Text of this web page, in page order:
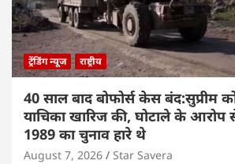
ट्रेंडिंग न्यूज राष्ट्रीय
40 साल बाद बोफोर्स केस बंद:सुप्रीम
याचिका खारिज की, घोटाले के आरोप
1989 का चुनाव हारे थे
August 7, 2026 Star Savera